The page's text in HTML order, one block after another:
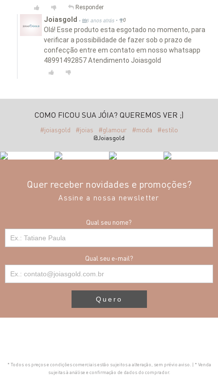
Responder
Joiasgold • 6 anos atrás • 0
Olá! Esse produto esta esgotado no momento, para
verificar a possibilidade de fazer sob o prazo de
confecção entre em contato em nosso whatsapp
48991492857 Atendimento Joiasgold
COMO FICOU SUA JÓIA? QUEREMOS VER ;)
#joiasgold #joias #glamour #moda #estilo
@Joiasgold
Quer receber novidades e promoções?
Assine a nossa newsletter
Qual seu nome?
Qual seu e-mail?
Quero
* Todos os preços e condições comerciais estão sujeitos a alteração, sem prévio aviso. | * Venda
sujeitas à análise e confirmação de dados do comprador.